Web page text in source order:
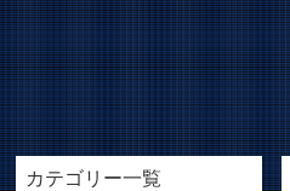
カテゴリー一覧